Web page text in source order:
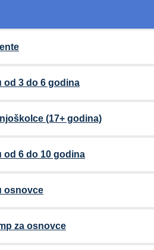
od 3 do 6 godina
(17+ godina)
od 6 do 10 godina
osnovce
za osnovce